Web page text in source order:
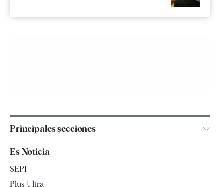
Principales secciones
España
Es Noticia
SEPI
Plus Ultra